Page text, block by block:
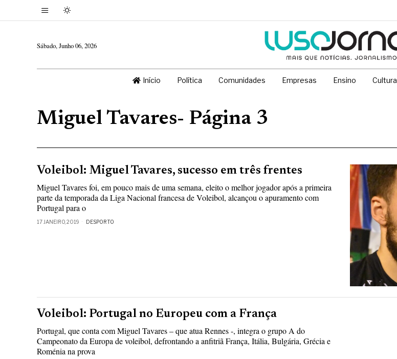
Sábado, Junho 06, 2026
Início Política Comunidades Empresas Ensino Cultura
Miguel Tavares- Página 3
Voleibol: Miguel Tavares, sucesso em três frentes
Miguel Tavares foi, em pouco mais de uma semana, eleito o melhor jogador após a primeira
parte da temporada da Liga Nacional francesa de Voleibol, alcançou o apuramento com
Portugal para o
17 JANEIRO, 2019 DESPORTO
Voleibol: Portugal no Europeu com a França
Portugal, que conta com Miguel Tavares – que atua Rennes -, integra o grupo A do
Campeonato da Europa de voleibol, defrontando a anfitriã França, Itália, Bulgária, Grécia e
Roménia na prova